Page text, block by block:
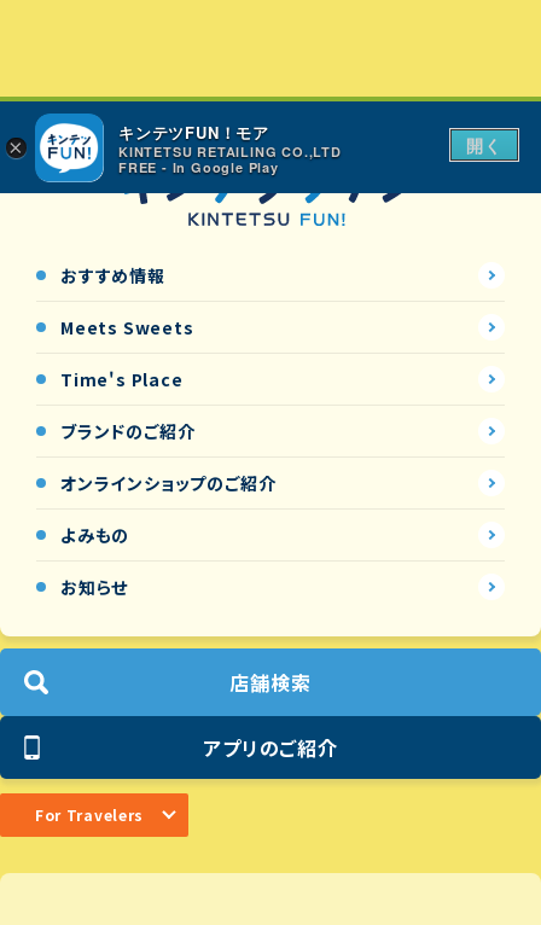
おすすめ情報
Meets Sweets
Time's Place
ブランドのご紹介
オンラインショップのご紹介
よみもの
お知らせ
店舗検索
アプリのご紹介
For Travelers
×
キンテツFUN！モア
KINTETSU RETAILING CO.,LTD
FREE - In Google Play
開く